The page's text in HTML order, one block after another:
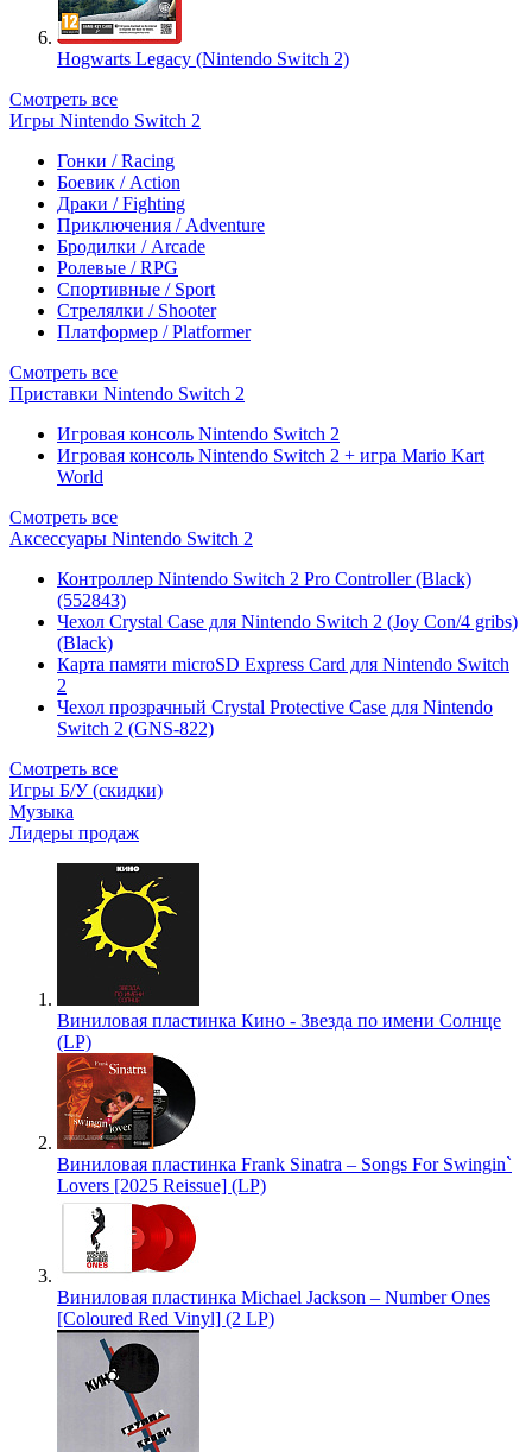
Hogwarts Legacy (Nintendo Switch 2)
Смотреть все
Игры Nintendo Switch 2
Гонки / Racing
Боевик / Action
Драки / Fighting
Приключения / Adventure
Бродилки / Arcade
Ролевые / RPG
Спортивные / Sport
Стрелялки / Shooter
Платформер / Platformer
Смотреть все
Приставки Nintendo Switch 2
Игровая консоль Nintendo Switch 2
Игровая консоль Nintendo Switch 2 + игра Mario Kart
World
Смотреть все
Аксессуары Nintendo Switch 2
Контроллер Nintendo Switch 2 Pro Controller (Black)
(552843)
Чехол Сrystal Сase для Nintendo Switch 2 (Joy Con/4 gribs)
(Black)
Карта памяти microSD Express Card для Nintendo Switch
2
Чехол прозрачный Crystal Protective Case для Nintendo
Switch 2 (GNS-822)
Смотреть все
Игры Б/У (скидки)
Музыка
Лидеры продаж
Виниловая пластинка Кино - Звезда по имени Солнце
(LP)
Виниловая пластинка Frank Sinatra – Songs For Swingin`
Lovers [2025 Reissue] (LP)
Виниловая пластинка Michael Jackson – Number Ones
[Coloured Red Vinyl] (2 LP)